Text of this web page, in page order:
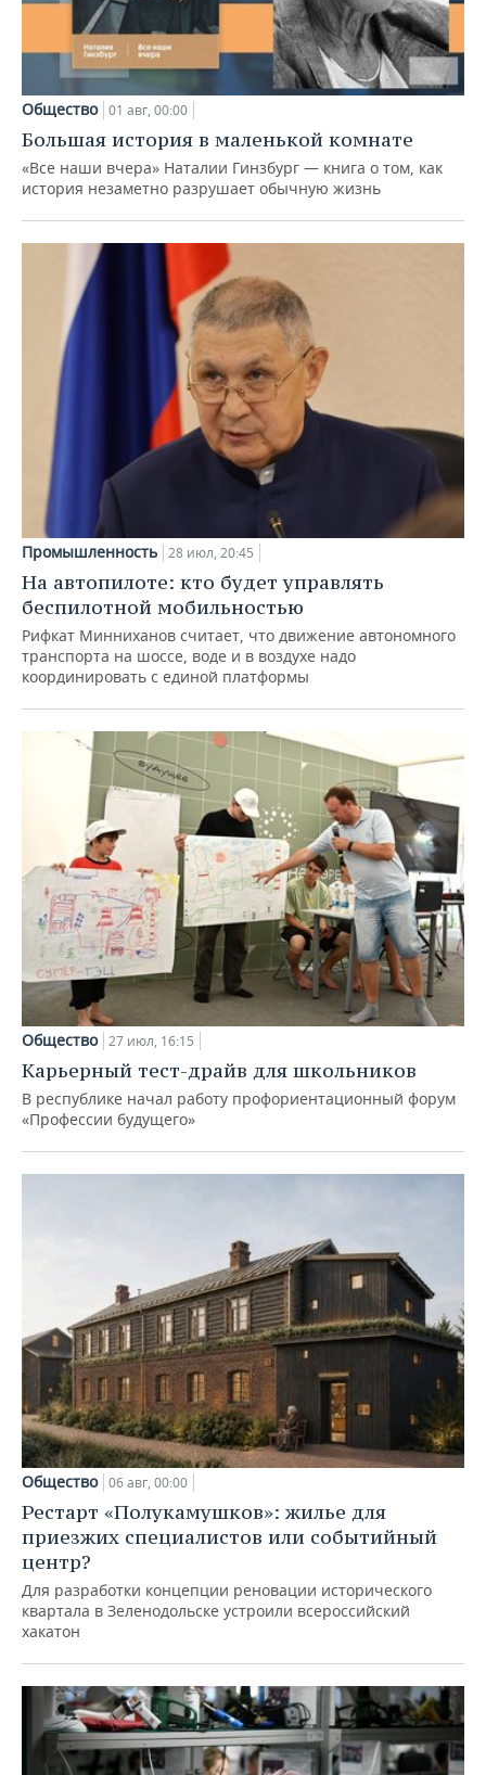
Общество 01 авг, 00:00
Большая история в маленькой комнате
«Все наши вчера» Наталии Гинзбург — книга о том, как
история незаметно разрушает обычную жизнь
Промышленность 28 июл, 20:45
На автопилоте: кто будет управлять
беспилотной мобильностью
Рифкат Минниханов считает, что движение автономного
транспорта на шоссе, воде и в воздухе надо
координировать с единой платформы
Общество 27 июл, 16:15
Карьерный тест-драйв для школьников
В республике начал работу профориентационный форум
«Профессии будущего»
Общество 06 авг, 00:00
Рестарт «Полукамушков»: жилье для
приезжих специалистов или событийный
центр?
Для разработки концепции реновации исторического
квартала в Зеленодольске устроили всероссийский
хакатон